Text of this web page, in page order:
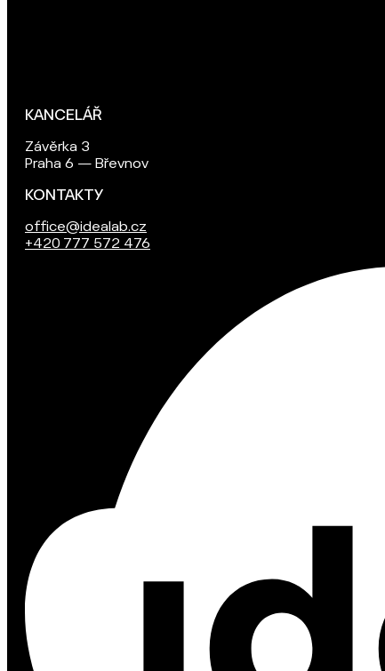
KANCELÁŘ
Závěrka 3
Praha 6 — Břevnov
KONTAKTY
office@idealab.cz
+420 777 572 476